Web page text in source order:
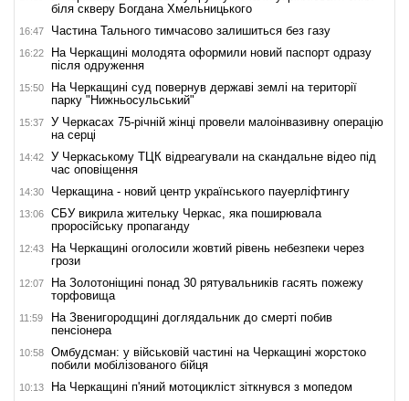
біля скверу Богдана Хмельницького
16:47 Частина Тального тимчасово залишиться без газу
16:22
На Черкащині молодята оформили новий паспорт одразу
після одруження
15:50
На Черкащині суд повернув державі землі на території
парку "Нижньосульський"
15:37
У Черкасах 75-річній жінці провели малоінвазивну операцію
на серці
14:42
У Черкаському ТЦК відреагували на скандальне відео під
час оповіщення
14:30 Черкащина - новий центр українського пауерліфтингу
13:06
СБУ викрила жительку Черкас, яка поширювала
проросійську пропаганду
12:43
На Черкащині оголосили жовтий рівень небезпеки через
грози
12:07
На Золотоніщині понад 30 рятувальників гасять пожежу
торфовища
11:59
На Звенигородщині доглядальник до смерті побив
пенсіонера
10:58
Омбудсман: у військовій частині на Черкащині жорстоко
побили мобілізованого бійця
10:13 На Черкащині п'яний мотоцикліст зіткнувся з мопедом